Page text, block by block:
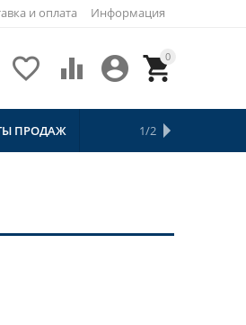
и оплата Информация
0


 
ПРОДАЖ ТОВАРЫ С БЕСПЛАТНОЙ
1/2